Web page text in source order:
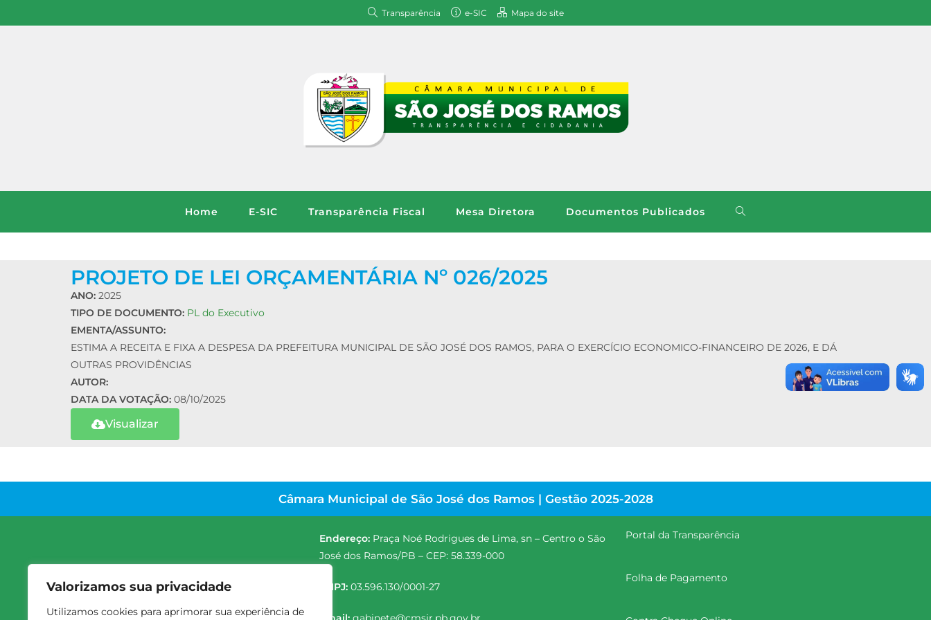
Valorizamos sua privacidade
Utilizamos cookies para aprimorar sua experiência de
Transparência e-SIC Mapa do site
Home E-SIC Transparência Fiscal Mesa Diretora Documentos Publicados
PROJETO DE LEI ORÇAMENTÁRIA Nº 026/2025
ANO: 2025
TIPO DE DOCUMENTO: PL do Executivo
EMENTA/ASSUNTO:
ESTIMA A RECEITA E FIXA A DESPESA DA PREFEITURA MUNICIPAL DE SÃO JOSÉ DOS RAMOS, PARA O EXERCÍCIO ECONOMICO-FINANCEIRO DE 2026, E DÁ
OUTRAS PROVIDÊNCIAS
AUTOR:
DATA DA VOTAÇÃO: 08/10/2025
Visualizar
Câmara Municipal de São José dos Ramos | Gestão 2025-2028
Endereço: Praça Noé Rodrigues de Lima, sn – Centro o São
José dos Ramos/PB – CEP: 58.339-000
CNPJ:03.596.130/0001-27
Portal da Transparência
Folha de Pagamento